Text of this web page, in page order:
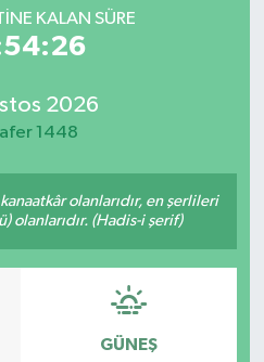
KALAN SÜRE
2026
1448
olanlarıdır, en şerlileri
olanlarıdır. (Hadis-i şerif)
GÜNEŞ